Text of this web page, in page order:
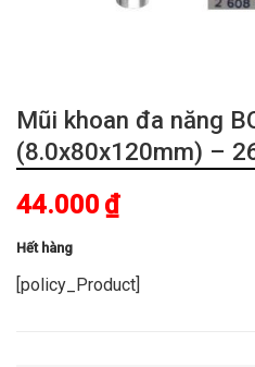
Mũi khoan đa năng
(8.0x80x120mm) –
44.000 ₫
Hết hàng
[policy_Product]